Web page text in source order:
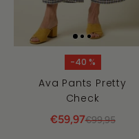
-40 %
Ava Pants Pretty
Check
€59,97€99,95